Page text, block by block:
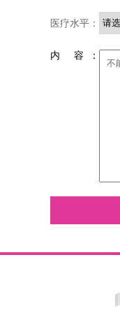
医疗水平：
内 容 ：